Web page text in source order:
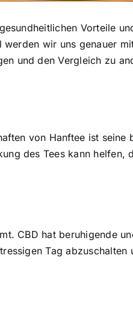
Vorteile
wir uns genauer
und den Vergleich zu
von Hanftee ist seine
des Tees kann helfen,
CBD hat beruhigende
Tag abzuschalten